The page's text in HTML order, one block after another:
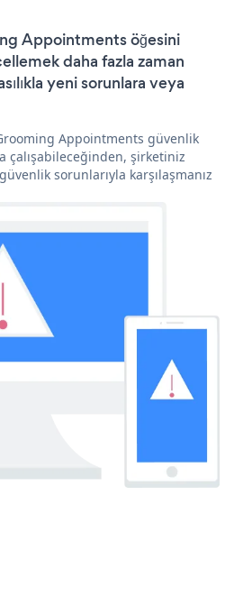
Appointments öğesini
daha fazla zaman
yeni sorunlara veya
Appointments güvenlik
çalışabileceğinden, şirketiniz
sorunlarıyla karşılaşmanız